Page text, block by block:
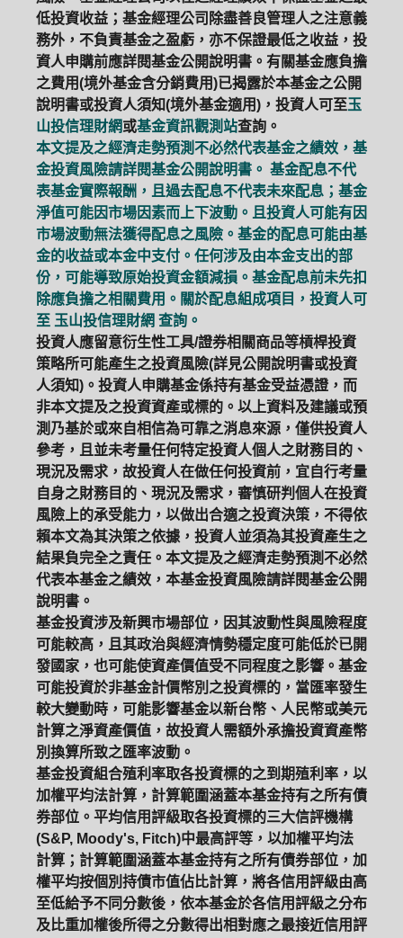
低投資收益；基金經理公司除盡善良管理人之注意義
務外，不負責基金之盈虧，亦不保證最低之收益，投
資人申購前應詳閱基金公開說明書。有關基金應負擔
之費用(境外基金含分銷費用)已揭露於本基金之公開
說明書或投資人須知(境外基金適用)，投資人可至玉
山投信理財網或基金資訊觀測站查詢。
本文提及之經濟走勢預測不必然代表基金之績效，基
金投資風險請詳閱基金公開說明書。 基金配息不代
表基金實際報酬，且過去配息不代表未來配息；基金
淨值可能因市場因素而上下波動。且投資人可能有因
市場波動無法獲得配息之風險。基金的配息可能由基
金的收益或本金中支付。任何涉及由本金支出的部
份，可能導致原始投資金額減損。基金配息前未先扣
除應負擔之相關費用。關於配息組成項目，投資人可
至 玉山投信理財網 查詢。
投資人應留意衍生性工具/證券相關商品等槓桿投資
策略所可能產生之投資風險(詳見公開說明書或投資
人須知)。投資人申購基金係持有基金受益憑證，而
非本文提及之投資資產或標的。以上資料及建議或預
測乃基於或來自相信為可靠之消息來源，僅供投資人
參考，且並未考量任何特定投資人個人之財務目的、
現況及需求，故投資人在做任何投資前，宜自行考量
自身之財務目的、現況及需求，審慎研判個人在投資
風險上的承受能力，以做出合適之投資決策，不得依
賴本文為其決策之依據，投資人並須為其投資產生之
結果負完全之責任。本文提及之經濟走勢預測不必然
代表本基金之績效，本基金投資風險請詳閱基金公開
說明書。
基金投資涉及新興市場部位，因其波動性與風險程度
可能較高，且其政治與經濟情勢穩定度可能低於已開
發國家，也可能使資產價值受不同程度之影響。基金
可能投資於非基金計價幣別之投資標的，當匯率發生
較大變動時，可能影響基金以新台幣、人民幣或美元
計算之淨資產價值，故投資人需額外承擔投資資產幣
別換算所致之匯率波動。
基金投資組合殖利率取各投資標的之到期殖利率，以
加權平均法計算，計算範圍涵蓋本基金持有之所有債
券部位。平均信用評級取各投資標的三大信評機構
(S&P, Moody's, Fitch)中最高評等，以加權平均法
計算；計算範圍涵蓋本基金持有之所有債券部位，加
權平均按個別持債市值佔比計算，將各信用評級由高
至低給予不同分數後，依本基金於各信用評級之分布
及比重加權後所得之分數得出相對應之最接近信用評